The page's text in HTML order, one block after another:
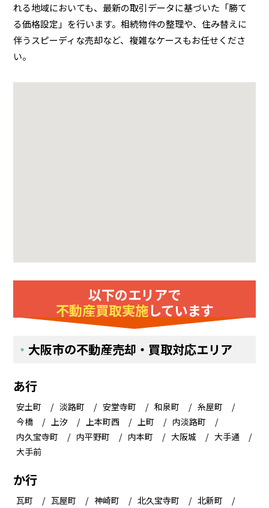
れる地域においても、最新の取引データに基づいた「勝て
る価格設定」を行います。相続物件の整理や、住み替えに
伴うスピーディな売却など、複雑なケースもお任せくださ
い。
以下のエリアで
不動産買取実施しています
大阪市の不動産売却・買取対応エリア
あ行
安土町 淡路町 安堂寺町 和泉町
糸屋町
今橋
上汐 上本町西 上町
内淡路町
内久宝寺町
内平野町 内本町 大阪城
大手通
大手前
か行
瓦町 瓦屋町 神崎町 北久宝寺町
北新町